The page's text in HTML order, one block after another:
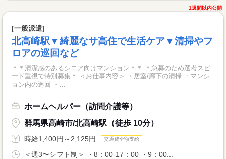
1週間以内公開
[一般派遣]
北高崎駅▼綺麗なサ高住で生活ケア▼清掃やフ
ロアの巡回など
＊＊清潔感のあるシニア向けマンション＊＊ ＊急募のため選考スピ
ード重視で特別募集＊ ＜お仕事内容＞ ・居室/廊下の清掃 ・マンシ
ョン内の巡回 ・...
ホームヘルパー（訪問介護等）
群馬県高崎市/北高崎駅（徒歩 10分）
時給1,400円～2,125円 交通費全額支給
＜週3〜シフト制＞ ・8：00-17：00 ・9：00...